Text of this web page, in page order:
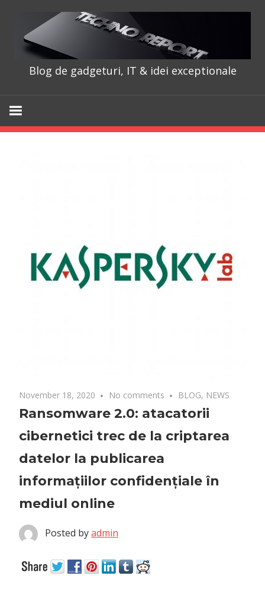
content
Blog de gadgeturi, IT & idei exceptionale
November 18, 2020 No comments BLOG, NEWS
Ransomware 2.0: atacatorii
cibernetici trec de la criptarea
datelor la publicarea
informațiilor confidențiale în
mediul online
Posted byadmin